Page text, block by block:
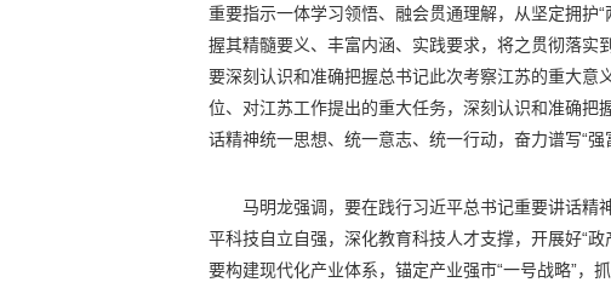
重要指示一体学习领悟、融会贯通理解，从坚定拥护
握其精髓要义、丰富内涵、实践要求，将之贯彻落实
要深刻认识和准确把握总书记此次考察江苏的重大意
位、对江苏工作提出的重大任务，深刻认识和准确
话精神统一思想、统一意志、统一行动，奋力谱写“强
马明龙强调，要在践行习近平总书记重要讲话精
平科技自立自强，深化教育科技人才支撑，开展好“
要构建现代化产业体系，锚定产业强市“一号战略”，